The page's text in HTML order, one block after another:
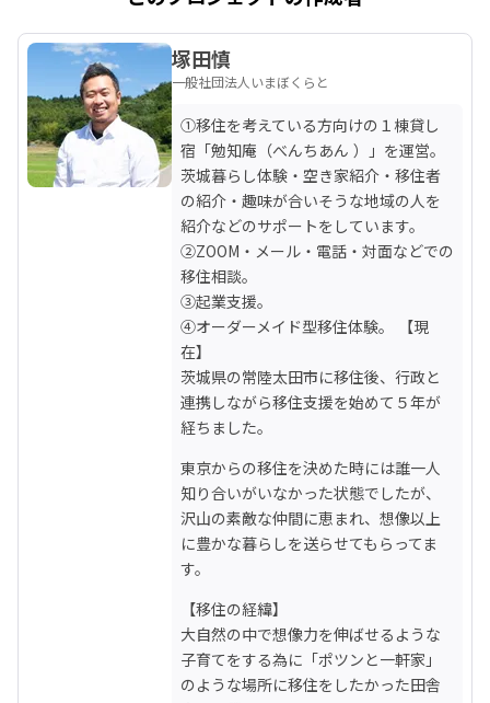
塚田慎
一般社団法人いまぼくらと
①移住を考えている方向けの１棟貸し
宿「勉知庵（べんちあん ）」を運営。
茨城暮らし体験・空き家紹介・移住者
の紹介・趣味が合いそうな地域の人を
紹介などのサポートをしています。
②ZOOM・メール・電話・対面などでの
移住相談。
③起業支援。
④オーダーメイド型移住体験。 【現
在】
茨城県の常陸太田市に移住後、行政と
連携しながら移住支援を始めて５年が
経ちました。
東京からの移住を決めた時には誰一人
知り合いがいなかった状態でしたが、
沢山の素敵な仲間に恵まれ、想像以上
に豊かな暮らしを送らせてもらってま
す。
【移住の経緯】
大自然の中で想像力を伸ばせるような
子育てをする為に「ポツンと一軒家」
のような場所に移住をしたかった田舎